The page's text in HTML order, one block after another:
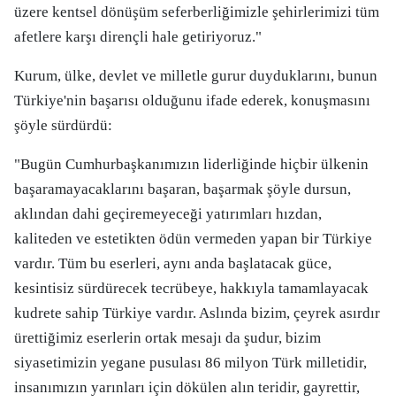
üzere kentsel dönüşüm seferberliğimizle şehirlerimizi tüm
afetlere karşı dirençli hale getiriyoruz."
Kurum, ülke, devlet ve milletle gurur duyduklarını, bunun
Türkiye'nin başarısı olduğunu ifade ederek, konuşmasını
şöyle sürdürdü:
"Bugün Cumhurbaşkanımızın liderliğinde hiçbir ülkenin
başaramayacaklarını başaran, başarmak şöyle dursun,
aklından dahi geçiremeyeceği yatırımları hızdan,
kaliteden ve estetikten ödün vermeden yapan bir Türkiye
vardır. Tüm bu eserleri, aynı anda başlatacak güce,
kesintisiz sürdürecek tecrübeye, hakkıyla tamamlayacak
kudrete sahip Türkiye vardır. Aslında bizim, çeyrek asırdır
ürettiğimiz eserlerin ortak mesajı da şudur, bizim
siyasetimizin yegane pusulası 86 milyon Türk milletidir,
insanımızın yarınları için dökülen alın teridir, gayrettir,